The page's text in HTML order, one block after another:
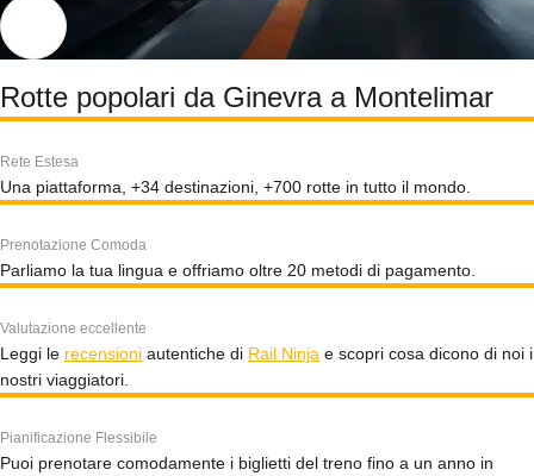
Rotte popolari da Ginevra a Montelimar
Rete Estesa
Una piattaforma, +34 destinazioni, +700 rotte in tutto il mondo.
Prenotazione Comoda
Parliamo la tua lingua e offriamo oltre 20 metodi di pagamento.
Valutazione eccellente
Leggi le recensioni autentiche di Rail Ninja e scopri cosa dicono di noi i
nostri viaggiatori.
Pianificazione Flessibile
Puoi prenotare comodamente i biglietti del treno fino a un anno in